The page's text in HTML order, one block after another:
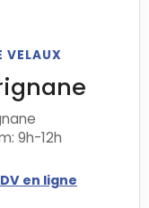
VELAUX
9h-12h
en ligne